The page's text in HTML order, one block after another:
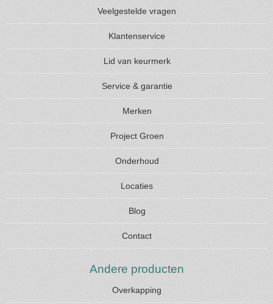
Veelgestelde vragen
Klantenservice
Lid van keurmerk
Service & garantie
Merken
Project Groen
Onderhoud
Locaties
Blog
Contact
Andere producten
Overkapping